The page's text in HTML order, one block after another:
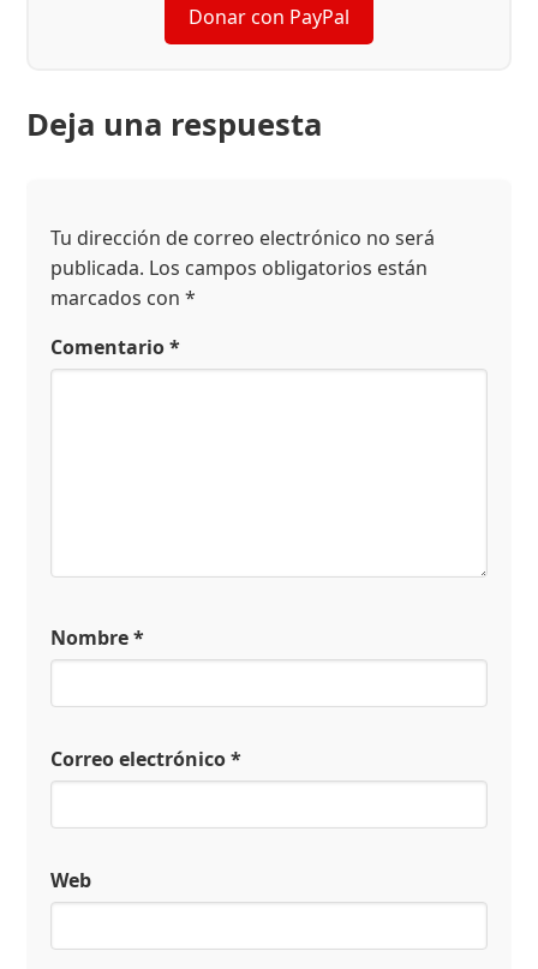
Donar con PayPal
Deja una respuesta
Tu dirección de correo electrónico no será
publicada. Los campos obligatorios están
marcados con*
Comentario*
Nombre*
Correo electrónico*
Web